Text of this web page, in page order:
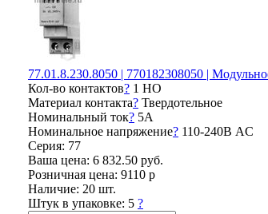
77.01.8.230.8050 | 770182308050 |
Кол-во контактов? 1 НО
Материал контакта? Твердотельное
Номинальный ток? 5А
Номинальное напряжение? 110-240В AC
Серия: 77
Ваша цена: 6 832.50 руб.
Розничная цена: 9110 р
Наличие: 20 шт.
Штук в упаковке: 5 ?